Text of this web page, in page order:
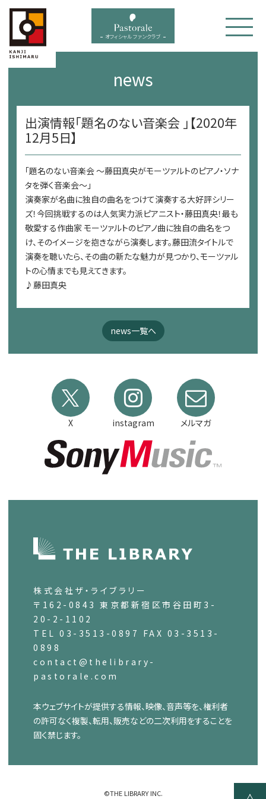
menu オフィシャル ファンクラブ
news
出演情報「題名のない音楽会 」【2020年
12月5日】
「題名のない音楽会 ～藤田真央がモーツァルトのピアノ・ソナ
タを弾く音楽会～」
演奏家が名曲に独自の曲名をつけて演奏する大好評シリー
ズ！今回挑戦するのは人気実力派ピアニスト・藤田真央！最も
敬愛する作曲家 モーツァルトのピアノ曲に独自の曲名をつ
け、そのイメージを抱きながら演奏します。藤田流タイトルで
演奏を聴いたら、その曲の新たな魅力が見つかり、モーツァル
トの心情までも見えてきます。
♪藤田真央
news一覧へ
X instagram メルマガ
株式会社ザ・ライブラリー
〒162-0843 東京都新宿区市谷田町3-
20-2-1102
TEL 03-3513-0897 FAX 03-3513-
0898
contact@thelibrary-
pastorale.com
本ウェブサイトが提供する情報、映像、音声等を、権利者
の許可なく複製、転用、販売などの二次利用をすることを
固く禁じます。
©THE LIBRARY INC.